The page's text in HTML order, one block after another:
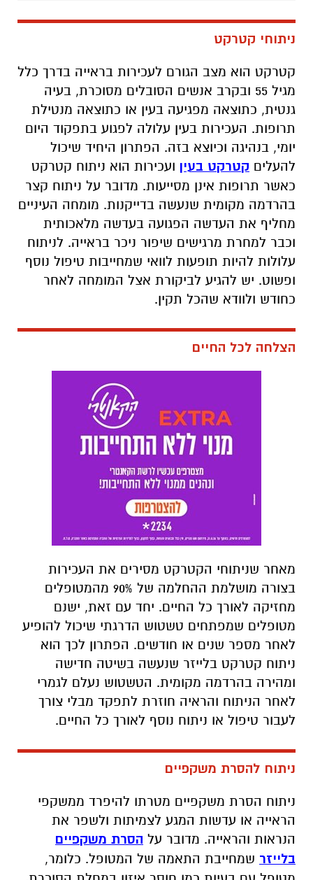
ניתוחי קטרקט
קטרקט הוא מצב הגורם לעכירות בראייה בדרך כלל
מגיל 55 ובקרב אנשים הסובלים מסוכרת, בעיה
גנטית, כתוצאה מפגיעה בעין או כתוצאה מנטילת
תרופות. העכירות בעין עלולה לפגוע בתפקוד היום
יומי, בנהיגה וכיוצא בזה. הפתרון היחיד שיכול
להעליםקטרקט בעיןועכירות הוא ניתוח קטרקט
כאשר תרופות אינן מסייעות. מדובר על ניתוח קצר
בהרדמה מקומית שנעשה בדייקנות. מומחה העיניים
מחליף את העדשה הפגועה בעדשה מלאכותית
עלולות להיות תופעות לוואי שמחייבות טיפול נוסף
ופשוט. יש להגיע לביקורת אצל המומחה לאחר
כחודש ולוודא שהכל תקין.
הצלחה לכל החיים
מאחר שניתוחי הקטרקט מסירים את העכירות
בצורה מושלמת ההחלמה של 90% מהמטופלים
מחזיקה לאורך כל החיים. יחד עם זאת, ישנם
מטופלים שמפתחים טשטוש הדרגתי שיכול להופיע
לאחר מספר שנים או חודשים. הפתרון לכך הוא
ומהירה בהרדמה מקומית. הטשטוש נעלם לגמרי
לאחר הניתוח והראיה חוזרת לתפקד מבלי צורך
ניתוח להסרת משקפיים
ניתוח הסרת משקפיים מטרתו להיפרד ממשקפי